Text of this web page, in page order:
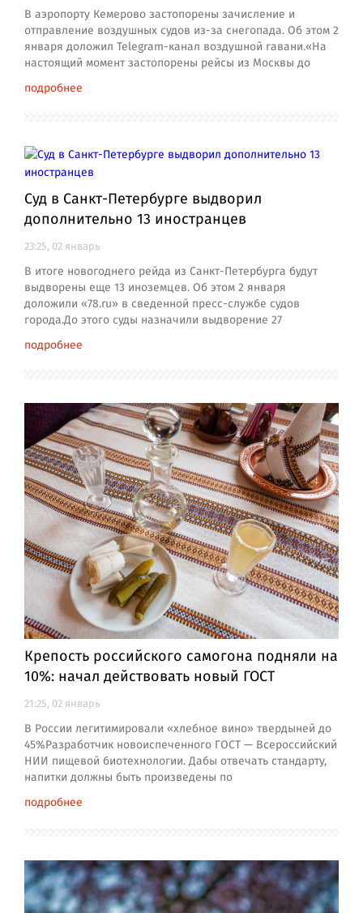
В аэропорту Кемерово застопорены зачисление и
отправление воздушных судов из-за снегопада. Об этом 2
января доложил Telegram-канал воздушной гавани.«На
настоящий момент застопорены рейсы из Москвы до
подробнее
Суд в Санкт-Петербурге выдворил
дополнительно 13 иностранцев
23:25, 02 январь
В итоге новогоднего рейда из Санкт-Петербурга будут
выдворены еще 13 иноземцев. Об этом 2 января
доложили «78.ru» в сведенной пресс-службе судов
города.До этого суды назначили выдворение 27
подробнее
Крепость российского самогона подняли на
10%: начал действовать новый ГОСТ
21:25, 02 январь
В России легитимировали «хлебное вино» твердыней до
45%Разработчик новоиспеченного ГОСТ — Всероссийский
НИИ пищевой биотехнологии. Дабы отвечать стандарту,
напитки должны быть произведены по
подробнее